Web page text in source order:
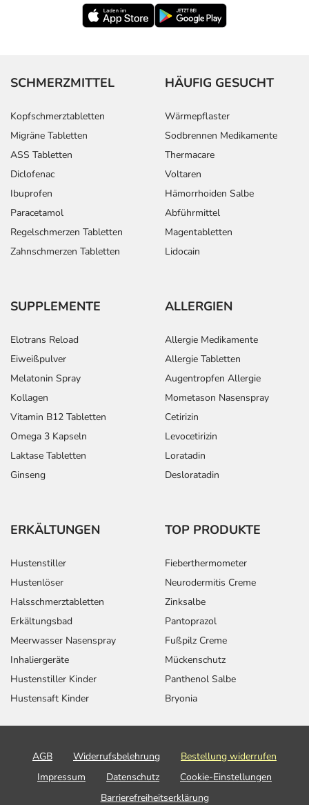
SCHMERZMITTEL
Kopfschmerztabletten
Migräne Tabletten
ASS Tabletten
Diclofenac
Ibuprofen
Paracetamol
Regelschmerzen Tabletten
Zahnschmerzen Tabletten
HÄUFIG GESUCHT
Wärmepflaster
Sodbrennen Medikamente
Thermacare
Voltaren
Hämorrhoiden Salbe
Abführmittel
Magentabletten
Lidocain
SUPPLEMENTE
Elotrans Reload
Eiweißpulver
Melatonin Spray
Kollagen
Vitamin B12 Tabletten
Omega 3 Kapseln
Laktase Tabletten
Ginseng
ALLERGIEN
Allergie Medikamente
Allergie Tabletten
Augentropfen Allergie
Mometason Nasenspray
Cetirizin
Levocetirizin
Loratadin
Desloratadin
ERKÄLTUNGEN
Hustenstiller
Hustenlöser
Halsschmerztabletten
Erkältungsbad
Meerwasser Nasenspray
Inhaliergeräte
Hustenstiller Kinder
Hustensaft Kinder
TOP PRODUKTE
Fieberthermometer
Neurodermitis Creme
Zinksalbe
Pantoprazol
Fußpilz Creme
Mückenschutz
Panthenol Salbe
Bryonia
AGB Widerrufsbelehrung
Bestellung widerrufen
Impressum
Datenschutz
Cookie-Einstellungen
Barrierefreiheitserklärung